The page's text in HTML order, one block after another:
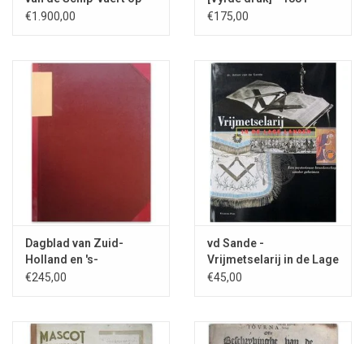
Oost-Indien - 1650
€1.900,00
€175,00
Dagblad van Zuid-
Holland en 's-
Gravenhage 1 to 77 -
€245,00
vd Sande -
Vrijmetselarij in de Lage
Landen - 1995
€45,00